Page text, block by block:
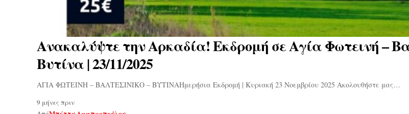
Ανακαλύψτε την Αρκαδία! Εκδρομή σε Αγία Φωτεινή –
Βυτίνα | 23/11/2025
ΑΓΙΑ ΦΩΤΕΙΝΗ – ΒΑΛΤΕΣΙΝΙΚΟ – ΒΥΤΙΝΑΗμερήσια Εκδρομή | Κυριακή 23 Νοεμβρίου 2025 Ακολουθήστε μας…
9 μήνες πριν